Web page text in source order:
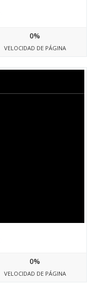
0%
VELOCIDAD DE PÁGINA
0%
VELOCIDAD DE PÁGINA